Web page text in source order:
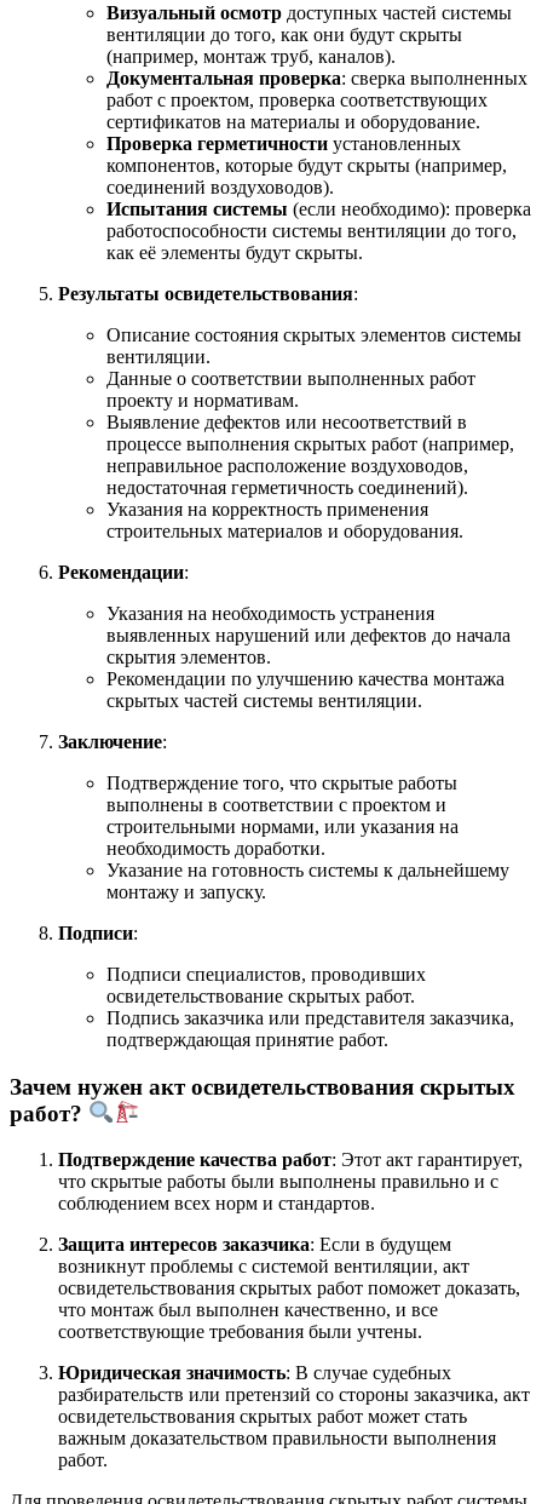
Визуальный осмотр доступных частей системы
вентиляции до того, как они будут скрыты
(например, монтаж труб, каналов).
Документальная проверка: сверка выполненных
работ с проектом, проверка соответствующих
сертификатов на материалы и оборудование.
Проверка герметичности установленных
компонентов, которые будут скрыты (например,
соединений воздуховодов).
Испытания системы (если необходимо): проверка
работоспособности системы вентиляции до того,
как её элементы будут скрыты.
Результаты освидетельствования:
Описание состояния скрытых элементов системы
вентиляции.
Данные о соответствии выполненных работ
проекту и нормативам.
Выявление дефектов или несоответствий в
процессе выполнения скрытых работ (например,
неправильное расположение воздуховодов,
недостаточная герметичность соединений).
Указания на корректность применения
строительных материалов и оборудования.
Рекомендации:
Указания на необходимость устранения
выявленных нарушений или дефектов до начала
скрытия элементов.
Рекомендации по улучшению качества монтажа
скрытых частей системы вентиляции.
Заключение:
Подтверждение того, что скрытые работы
выполнены в соответствии с проектом и
строительными нормами, или указания на
необходимость доработки.
Указание на готовность системы к дальнейшему
монтажу и запуску.
Подписи:
Подписи специалистов, проводивших
освидетельствование скрытых работ.
Подпись заказчика или представителя заказчика,
подтверждающая принятие работ.
Зачем нужен акт освидетельствования скрытых
работ?
Подтверждение качества работ: Этот акт гарантирует,
что скрытые работы были выполнены правильно и с
соблюдением всех норм и стандартов.
Защита интересов заказчика: Если в будущем
возникнут проблемы с системой вентиляции, акт
освидетельствования скрытых работ поможет доказать,
что монтаж был выполнен качественно, и все
соответствующие требования были учтены.
Юридическая значимость: В случае судебных
разбирательств или претензий со стороны заказчика, акт
освидетельствования скрытых работ может стать
важным доказательством правильности выполнения
работ.